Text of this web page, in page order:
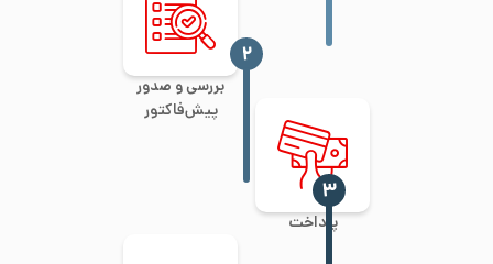
بررسی و صدور
پیش‌فاکتور
‍۲
پرداخت
‍۳